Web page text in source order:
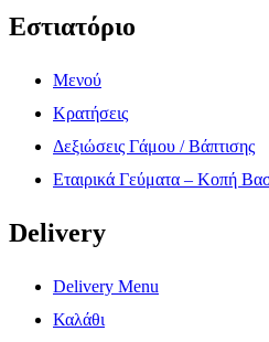
Εστιατόριο
Μενού
Κρατήσεις
Δεξιώσεις Γάμου / Βάπτισης
Εταιρικά Γεύματα – Κοπή
Delivery
Delivery Menu
Καλάθι